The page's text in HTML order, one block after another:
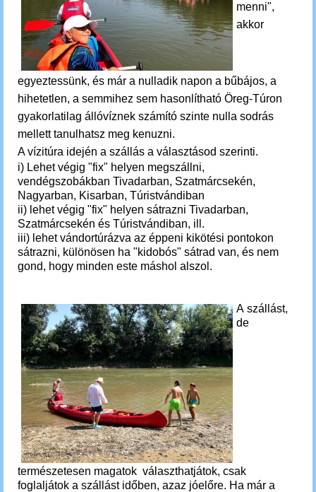
menni",
akkor
egyeztessünk, és már a nulladik napon a bűbájos, a
hihetetlen, a semmihez sem hasonlítható Öreg-Túron
gyakorlatilag állóvíznek számító szinte nulla sodrás
mellett tanulhatsz meg kenuzni.
A vízitúra idején a szállás a választásod szerinti.
i) Lehet végig "fix" helyen megszállni,
vendégszobákban Tivadarban, Szatmárcsekén,
Nagyarban, Kisarban, Túristvándiban
ii) lehet végig "fix" helyen sátrazni Tivadarban,
Szatmárcsekén és Túristvándiban, ill.
iii) lehet vándortúrázva az éppeni kikötési pontokon
sátrazni, különösen ha "kidobós" sátrad van, és nem
gond, hogy minden este máshol alszol.
A szállást,
de
természetesen magatok választhatjátok, csak
foglaljátok a szállást időben, azaz jóelőre. Ha már a